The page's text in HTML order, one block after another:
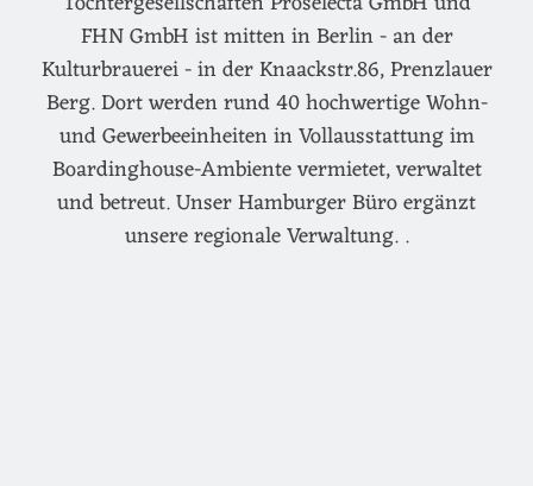
FHN GmbH ist mitten in Berlin - an der
Kulturbrauerei - in der Knaackstr.86, Prenzlauer
Berg. Dort werden rund 40 hochwertige Wohn-
und Gewerbeeinheiten in Vollausstattung im
Boardinghouse-Ambiente vermietet, verwaltet
und betreut. Unser Hamburger Büro ergänzt
unsere regionale Verwaltung. .